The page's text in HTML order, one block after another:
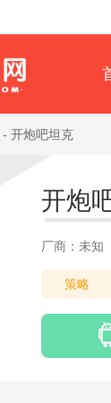
- 开炮吧坦克
开炮
厂商：未知
策略